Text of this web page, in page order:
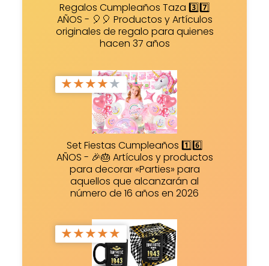
Regalos Cumpleaños Taza 3️⃣7️⃣
AÑOS - 🎈🎈 Productos y Artículos
originales de regalo para quienes
hacen 37 años
★★★★★
Set Fiestas Cumpleaños 1️⃣6️⃣
AÑOS - 🎉🎂 Artículos y productos
para decorar «Parties» para
aquellos que alcanzarán al
número de 16 años en 2026
★★★★★